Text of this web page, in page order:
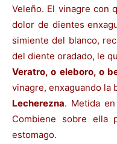
Veleño. El vinagre con
dolor de dientes
simiente del blanco,
del diente oradado, le
Veratro, o eleboro, o
vinagre, enxaguando la
Lecherezna. Metida
Combiene sobre ella
estomago.